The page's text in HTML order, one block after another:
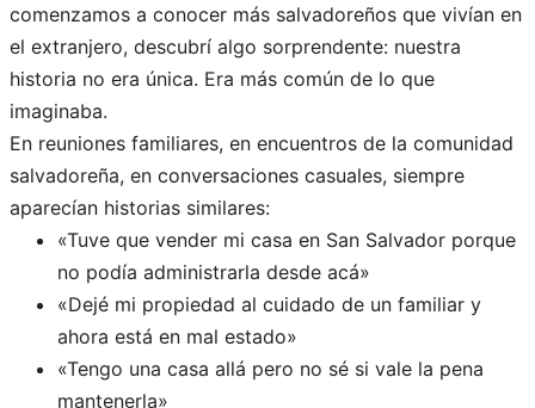
comenzamos a conocer más salvadoreños que vivían en
el extranjero, descubrí algo sorprendente: nuestra
historia no era única. Era más común de lo que
imaginaba.
En reuniones familiares, en encuentros de la comunidad
salvadoreña, en conversaciones casuales, siempre
aparecían historias similares:
«Tuve que vender mi casa en San Salvador porque
no podía administrarla desde acá»
«Dejé mi propiedad al cuidado de un familiar y
ahora está en mal estado»
«Tengo una casa allá pero no sé si vale la pena
mantenerla»